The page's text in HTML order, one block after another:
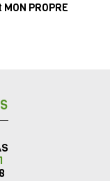
PROPRE